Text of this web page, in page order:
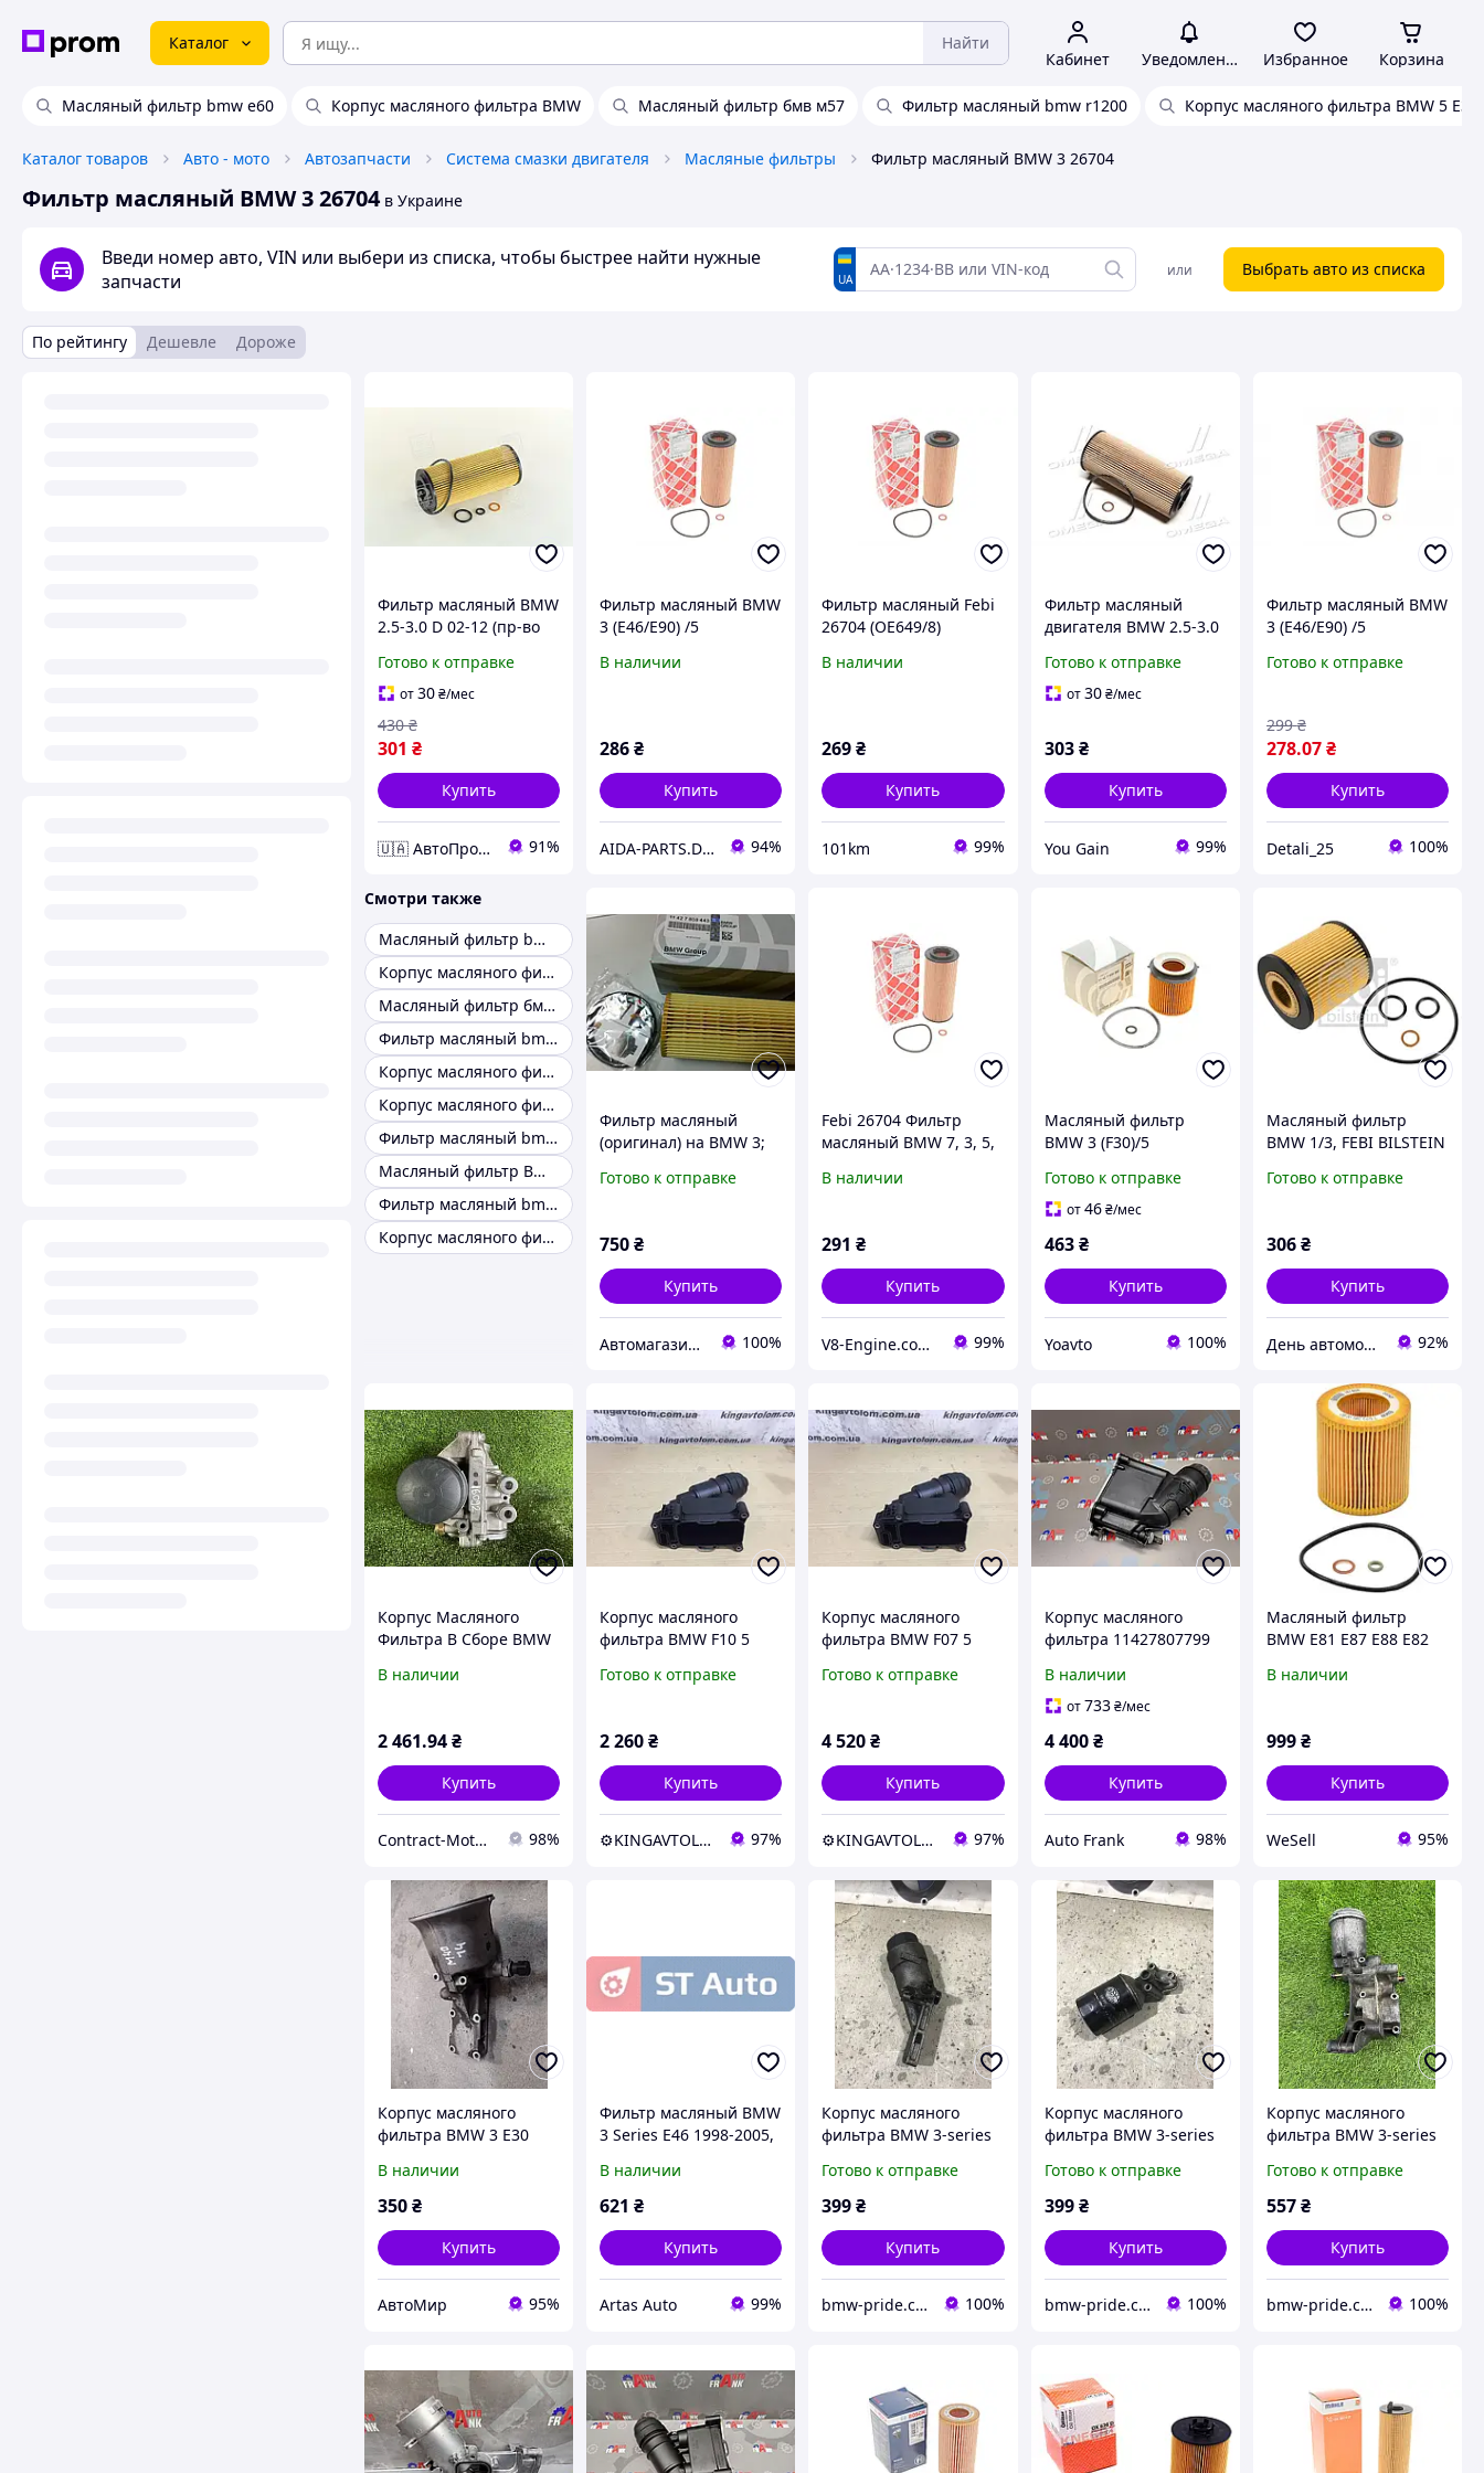
Каталог Найти
Кабинет Уведомления Избранное Корзина
Масляный фильтр bmw e60 Корпус масляного фильтра BMW Масляный фильтр бмв м57 Фильтр масляный bmw r1200 Корпус масляного фильтра BMW 5 E39
Каталог товаров Авто - мото Автозапчасти Система смазки двигателя Масляные фильтры Фильтр масляный BMW 3 26704
Фильтр масляный BMW 3 26704 в Украине
Введи номер авто, VIN или выбери из списка, чтобы быстрее найти нужные
запчасти
UA или Выбрать авто из списка
По рейтингу Дешевле Дороже
Фильтр масляный BMW
2.5-3.0 D 02-12 (пр-во
Готово к отправке
от30₴/мес
301 ₴
430 ₴
Купить
🇺🇦 АвтоПром 🇺🇦 91%
Фильтр масляный BMW
3 (E46/E90) /5
3.5d (Febi Bilstein)
В наличии
286₴
Купить
AIDA-PARTS.DP.UA 94%
Фильтр масляный Febi
26704 (OE649/8)
В наличии
269₴
Купить
101km 99%
Фильтр масляный
двигателя BMW 2.5-3.0
(26704)
Готово к отправке
от30 ₴/мес
303 ₴
Купить
You Gain 99%
Фильтр масляный BMW
3 (E46/E90) /5
3.5d 26704 Крос код
Готово к отправке
278.07₴
299 ₴
Купить
Detali_25 100%
Смотри также
Масляный фильтр bmw e60
Корпус масляного фильтра BMW
Масляный фильтр бмв м57
Фильтр масляный bmw r1200
Корпус масляного фильтра BMW 5 E39 97-04
Корпус масляного фильтра bmw 3 e91
Фильтр масляный bmw m40
Масляный фильтр BMW B58
Фильтр масляный bmw k1200
Корпус масляного фильтра bmw x3 f25
Фильтр масляный
(оригинал) на BMW 3;
08-; 5(F10/11/18) 10-; 7
Готово к отправке
750₴
Купить
Автомагазин "АвтоСлава" 100%
Febi 26704 Фильтр
масляный BMW 7, 3, 5,
В наличии
291 ₴
Купить
V8-Engine.com.ua Авто-расходники 99%
Масляный фильтр
BMW 3 (F30)/5
11- N20/N55
(11427634292)
Готово к отправке
от46 ₴/мес
463 ₴
Купить
Yoavto 100%
Масляный фильтр
BMW 1/3, FEBI BILSTEIN
Готово к отправке
306₴
Купить
День автомобилиста 92%
Корпус Масляного
Фильтра В Сборе BMW
637 052
В наличии
2 461.94₴
Купить
Contract-Motors 98%
Корпус масляного
фильтра BMW F10 5
Готово к отправке
2 260₴
Купить
⚙️KINGAVTOLOM 97%
Корпус масляного
фильтра BMW F07 5
Готово к отправке
4 520₴
Купить
⚙️KINGAVTOLOM 97%
Корпус масляного
фильтра 11427807799
E60, X3
В наличии
от733 ₴/мес
4 400 ₴
Купить
Auto Frank 98%
Масляный фильтр
BMW E81 E87 E88 E82
E92 E93 F30 F31 E60 F15
В наличии
999₴
Купить
WeSell 95%
Корпус масляного
фильтра BMW 3 E30
фильтр масляный
В наличии
350₴
Купить
АвтоМир 95%
Фильтр масляный BMW
3 Series E46 1998-2005,
В наличии
621 ₴
Купить
Artas Auto 99%
Корпус масляного
фильтра BMW 3-series
Готово к отправке
399₴
Купить
bmw-pride.com.ua 100%
Корпус масляного
фильтра BMW 3-series
Готово к отправке
399 ₴
Купить
bmw-pride.com.ua 100%
Корпус масляного
фильтра BMW 3-series
Готово к отправке
557₴
Купить
bmw-pride.com.ua 100%